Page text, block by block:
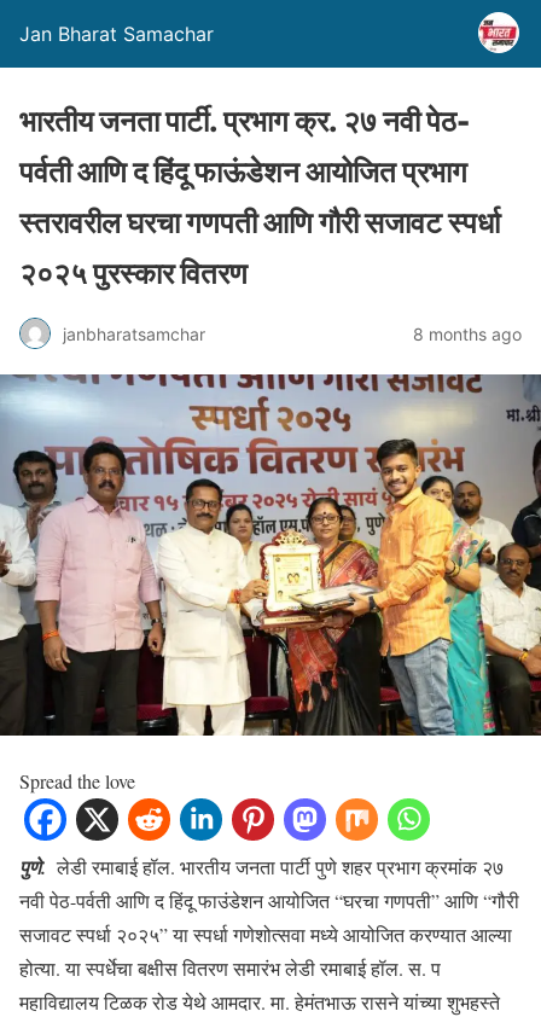
Jan Bharat Samachar
भारतीय जनता पार्टी. प्रभाग क्र. २७ नवी पेठ-
पर्वती आणि द हिंदू फाऊंडेशन आयोजित प्रभाग
स्तरावरील घरचा गणपती आणि गौरी सजावट स्पर्धा
२०२५ पुरस्कार वितरण
janbharatsamchar 8 months ago
Spread the love
पुणे. लेडी रमाबाई हॉल. भारतीय जनता पार्टी पुणे शहर प्रभाग क्रमांक २७
नवी पेठ-पर्वती आणि द हिंदू फाउंडेशन आयोजित “घरचा गणपती” आणि “गौरी
सजावट स्पर्धा २०२५” या स्पर्धा गणेशोत्सवा मध्ये आयोजित करण्यात आल्या
होत्या. या स्पर्धेचा बक्षीस वितरण समारंभ लेडी रमाबाई हॉल. स. प
महाविद्यालय टिळक रोड येथे आमदार. मा. हेमंतभाऊ रासने यांच्या शुभहस्ते